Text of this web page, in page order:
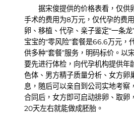
据宋俊提供的价格表看，仅供
手术的费用为8万元，仅代孕的费
卵、移植、代孕、亲子鉴定“一条
宝宝的“零风险”套餐是66.6万元，
供多种“套餐”服务，明码标价。以
要先进行体检，向代孕机构提供年
色体、男方精子质量分析、女方卵
息，随后可以亲自到公司实地考察
合同后，女方即可启动排卵、取卵
20天左右就能做成胚胎。